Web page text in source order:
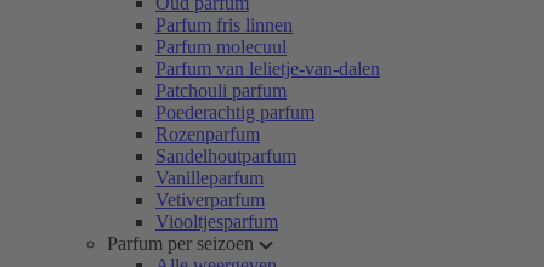
Parfum fris linnen
Parfum molecuul
Parfum van lelietje-van-dalen
Patchouli parfum
Poederachtig parfum
Rozenparfum
Sandelhoutparfum
Vanilleparfum
Vetiverparfum
Viooltjesparfum
Parfum per seizoen